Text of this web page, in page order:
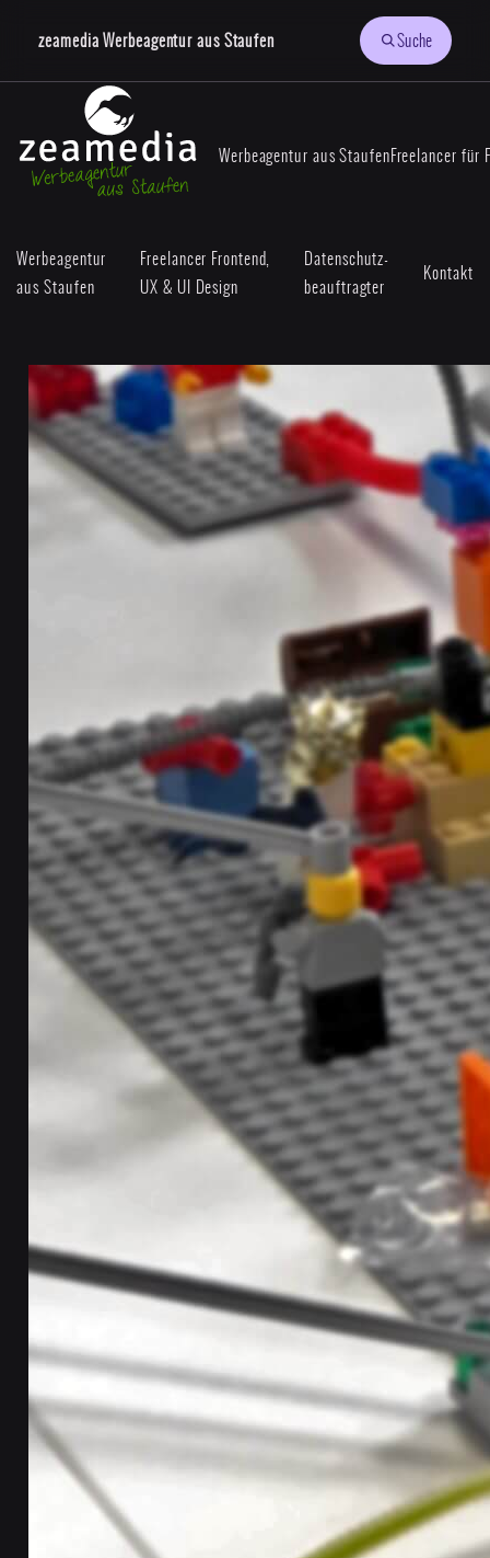
zeamedia Werbeagentur aus Staufen Suche
Werbeagentur aus StaufenFreelancer für
Werbeagentur
aus Staufen
Freelancer Frontend,
UX & UI Design
Datenschutz-
beauftragter
Kontakt